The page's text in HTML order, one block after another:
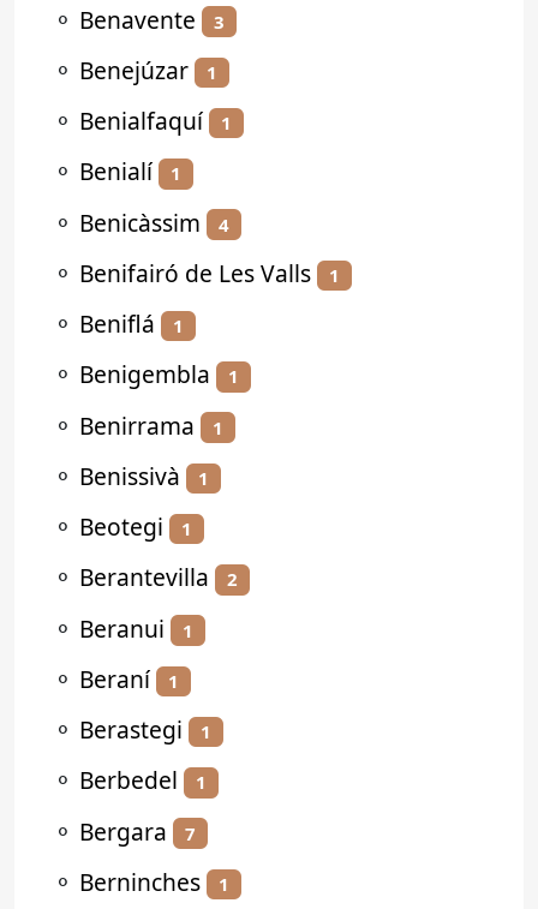
⚬ Benavente 3
⚬ Benejúzar 1
⚬ Benialfaquí 1
⚬ Benialí 1
⚬ Benicàssim 4
⚬ Benifairó de Les Valls 1
⚬ Beniflá 1
⚬ Benigembla 1
⚬ Benirrama 1
⚬ Benissivà 1
⚬ Beotegi 1
⚬ Berantevilla 2
⚬ Beranui 1
⚬ Beraní 1
⚬ Berastegi 1
⚬ Berbedel 1
⚬ Bergara 7
⚬ Berninches 1